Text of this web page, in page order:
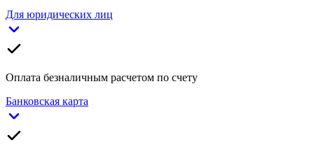
Для юридических лиц
Оплата безналичным расчетом по счету
Банковская карта